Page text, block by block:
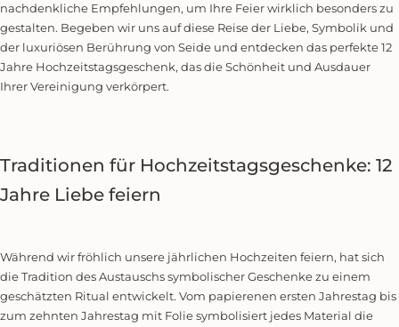
nachdenkliche Empfehlungen, um Ihre Feier wirklich besonders zu
gestalten. Begeben wir uns auf diese Reise der Liebe, Symbolik und
der luxuriösen Berührung von Seide und entdecken das perfekte 12
Jahre Hochzeitstagsgeschenk, das die Schönheit und Ausdauer
Ihrer Vereinigung verkörpert.
Traditionen für Hochzeitstagsgeschenke: 12
Jahre Liebe feiern
Während wir fröhlich unsere jährlichen Hochzeiten feiern, hat sich
die Tradition des Austauschs symbolischer Geschenke zu einem
geschätzten Ritual entwickelt. Vom papierenen ersten Jahrestag bis
zum zehnten Jahrestag mit Folie symbolisiert jedes Material die